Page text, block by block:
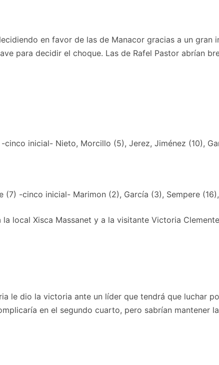
en favor de las de Manacor gracias a un gran
para decidir el choque. Las de Rafel Pastor abrían
cinco inicial- Nieto, Morcillo (5), Jerez, Jiménez (10),
(7) -cinco inicial- Marimon (2), García (3), Sempere
local Xisca Massanet y a la visitante Victoria
le dio la victoria ante un líder que tendrá que luchar
en el segundo cuarto, pero sabrían mantener